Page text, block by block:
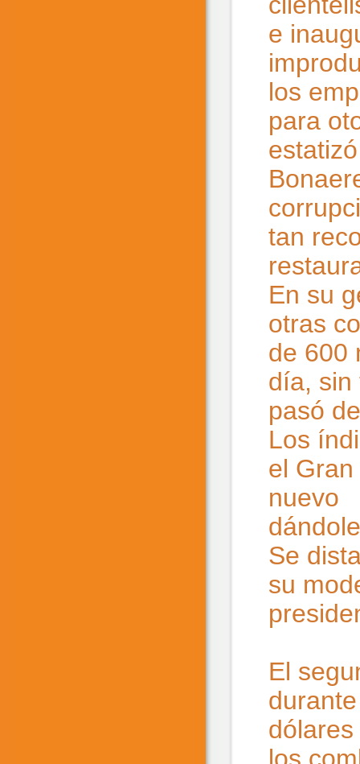
e
los
para
tan
En su
otras
de 600
día, sin
pasó
Los
el
nuevo
Se
su
El